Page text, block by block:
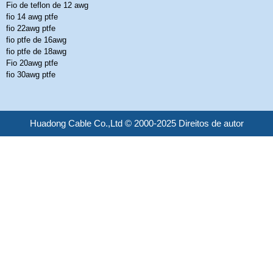
Fio de teflon de 12 awg
fio 14 awg ptfe
fio 22awg ptfe
fio ptfe de 16awg
fio ptfe de 18awg
Fio 20awg ptfe
fio 30awg ptfe
Huadong Cable Co.,Ltd © 2000-2025 Direitos de autor